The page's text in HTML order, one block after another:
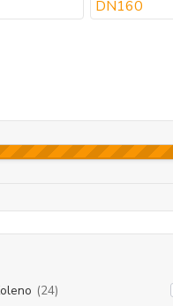
(24)